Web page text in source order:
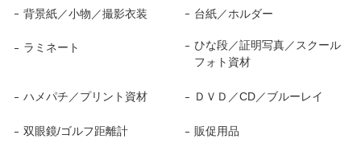
背景紙／小物／撮影衣装 台紙／ホルダー
ラミネート
ひな段／証明写真／スクール
フォト資材
ハメパチ／プリント資材 ＤＶＤ／CD／ブルーレイ
双眼鏡/ゴルフ距離計 販促用品